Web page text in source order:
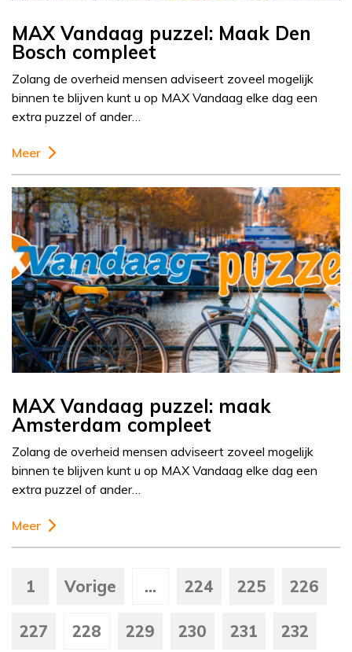
MAX Vandaag puzzel: Maak Den
Bosch compleet
Zolang de overheid mensen adviseert zoveel mogelijk
binnen te blijven kunt u op MAX Vandaag elke dag een
extra puzzel of ander…
Meer
MAX Vandaag puzzel: maak
Amsterdam compleet
Zolang de overheid mensen adviseert zoveel mogelijk
binnen te blijven kunt u op MAX Vandaag elke dag een
extra puzzel of ander…
Meer
1 Vorige ... 224 225 226
227 228 229 230 231 232